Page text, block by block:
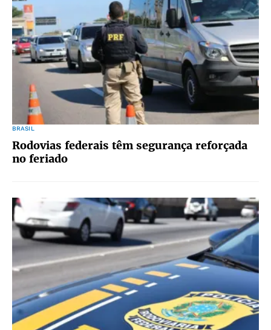
BRASIL
Rodovias federais têm segurança reforçada
no feriado